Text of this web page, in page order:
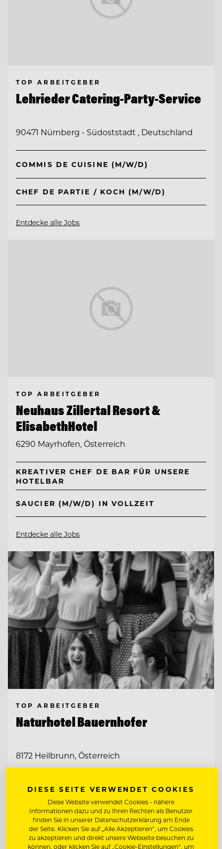
TOP ARBEITGEBER
Lehrieder Catering-Party-Service
90471 Nürnberg - Südoststadt , Deutschland
COMMIS DE CUISINE (M/W/D)
CHEF DE PARTIE / KOCH (M/W/D)
Entdecke alle Jobs
TOP ARBEITGEBER
Neuhaus Zillertal Resort &
ElisabethHotel
6290 Mayrhofen, Österreich
KREATIVER CHEF DE BAR FÜR UNSERE
HOTELBAR
SAUCIER (M/W/D) IN VOLLZEIT
Entdecke alle Jobs
TOP ARBEITGEBER
Naturhotel Bauernhofer
8172 Heilbrunn, Österreich
RESTAURANTLEITUNG STELLVERTRETUNG
WIR BITTEN ZU TISCH. UND FREUEN UNS
AUF WEGBEGLEITERINN
Entdecke alle Jobs
DIESE SEITE VERWENDET COOKIES
Diese Website verwendet Cookies - nähere
Informationen dazu und zu Ihren Rechten als Benutzer
finden Sie in unserer Datenschutzerklärung am Ende
der Seite. Klicken Sie auf „Alle Akzeptieren“, um Cookies
zu akzeptieren und direkt unsere Webseite besuchen zu
können, oder klicken Sie auf „Cookie-Einstellungen“, um